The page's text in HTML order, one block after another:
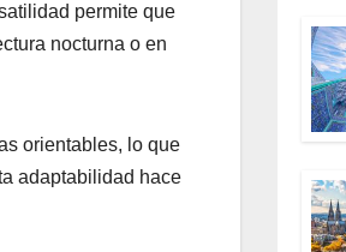
permite que
nocturna o en
orientables, lo que
adaptabilidad hace